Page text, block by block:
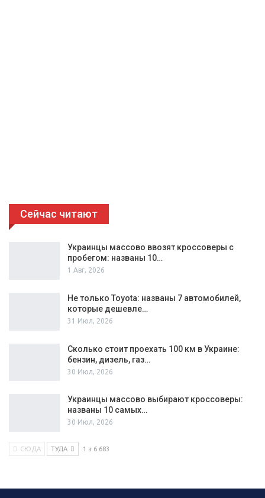
Сейчас читают
Украинцы массово ввозят кроссоверы с
пробегом: названы 10…
1 Авг, 2026
Не только Toyota: названы 7 автомобилей,
которые дешевле…
31 Июл, 2026
Сколько стоит проехать 100 км в Украине:
бензин, дизель, газ…
30 Июл, 2026
Украинцы массово выбирают кроссоверы:
названы 10 самых…
30 Июл, 2026
СЮДА ТУДА 1 з 6 683